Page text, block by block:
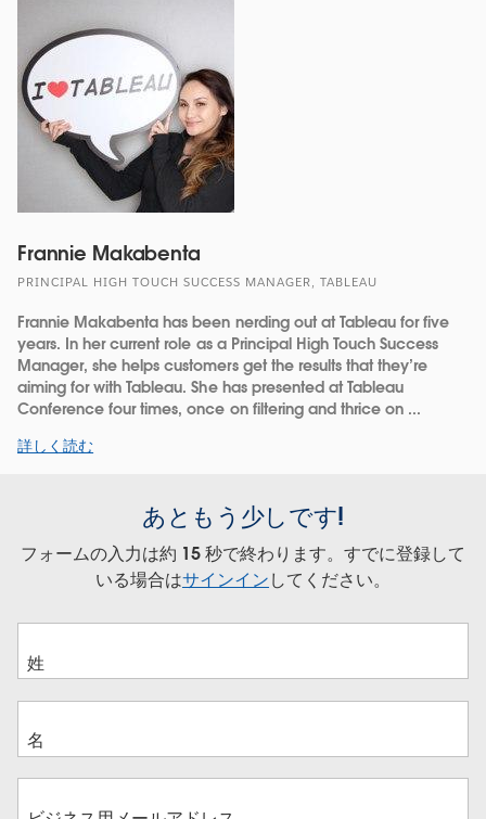
Frannie Makabenta
PRINCIPAL HIGH TOUCH SUCCESS MANAGER, TABLEAU
Frannie Makabenta has been nerding out at Tableau for five
years. In her current role as a Principal High Touch Success
Manager, she helps customers get the results that they’re
aiming for with Tableau. She has presented at Tableau
Conference four times, once on filtering and thrice on ...
詳しく読む
あともう少しです!
フォームの入力は約 15 秒で終わります。すでに登録して
いる場合はサインインしてください。